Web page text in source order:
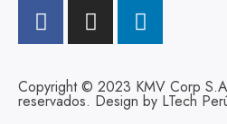
Copyright © 2023 KMV Corp
reservados. Design by LTech